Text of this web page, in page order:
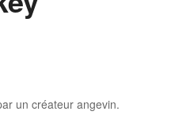
un créateur angevin.